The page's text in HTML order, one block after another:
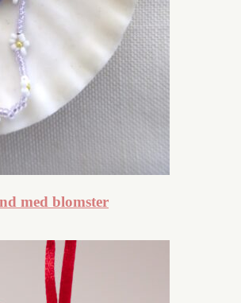
med blomster